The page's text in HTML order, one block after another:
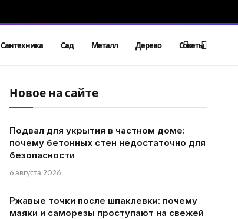
Сантехника Сад Металл Дерево Советы
Новое на сайте
Подвал для укрытия в частном доме:
почему бетонных стен недостаточно для
безопасности
6 августа 2026
Ржавые точки после шпаклевки: почему
маяки и саморезы проступают на свежей